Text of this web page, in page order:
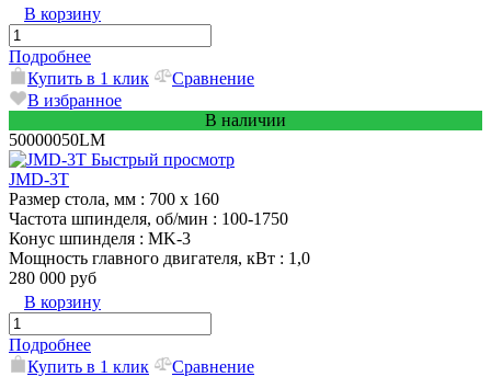
В корзину
Подробнее
Купить в 1 клик
Сравнение
В избранное
В наличии
50000050LM
Быстрый просмотр
JMD-3T
Размер стола, мм : 700 x 160
Частота шпинделя, об/мин : 100-1750
Конус шпинделя : MK-3
Мощность главного двигателя, кВт : 1,0
280 000 руб
В корзину
Подробнее
Купить в 1 клик
Сравнение